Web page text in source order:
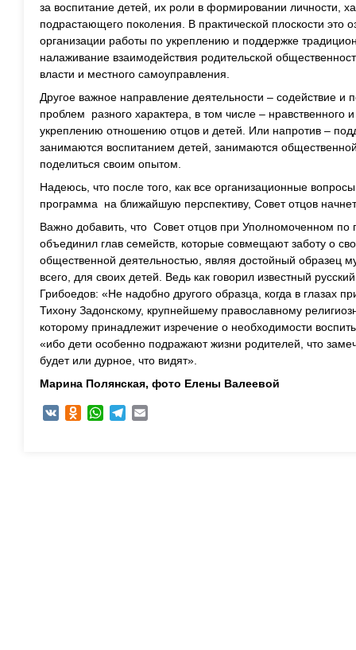
за воспитание детей, их роли в формировании личности,
подрастающего поколения. В практической плоскости это
организации работы по укреплению и поддержке
налаживание взаимодействия родительской
власти и местного самоуправления.
Другое важное направление деятельности – содействие
проблем разного характера, в том числе – нравственного и
укреплению отношению отцов и детей. Или напротив –
занимаются воспитанием детей, занимаются
поделиться своим опытом.
Надеюсь, что после того, как все организационные
программа на ближайшую перспективу, Совет отцов
Важно добавить, что Совет отцов при Уполномоченном по
объединил глав семейств, которые совмещают заботу о
общественной деятельностью, являя достойный образец
всего, для своих детей. Ведь как говорил известный
Грибоедов: «Не надобно другого образца, когда в глазах
Тихону Задонскому, крупнейшему православному
которому принадлежит изречение о необходимости
«ибо дети особенно подражают жизни родителей, что
будет или дурное, что видят».
Марина Полянская, фото Елены Валеевой
VK Odnoklassniki
WhatsAppTelegram